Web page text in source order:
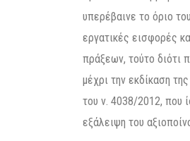
υπερέβαινε το όριο
εργατικές εισφορές
πράξεων, τούτο διότι
μέχρι την εκδίκαση
του ν. 4038/2012, που
εξάλειψη του